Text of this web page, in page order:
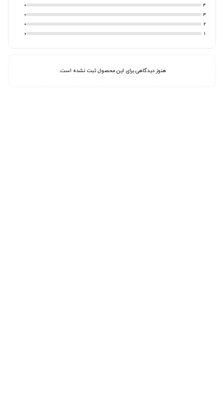
4
0
3
0
2
0
1
0
هنوز دیدگاهی برای این محصول ثبت نشده است.